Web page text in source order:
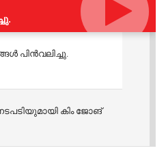
പിന്‍വലിച്ചു.
കിം ജോങ്